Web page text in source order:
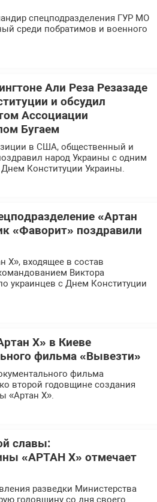
спецподразделения ГУР МО
среди побратимов и военного
Али Реза Резазаде
и обсудил
Ассоциации
Бугаем
в США, общественный и
народ Украины с одним
Конституции Украины.
«Артан
«Фаворит» поздравили
Х», входящее в состав
Виктора
украинцев с Днем Конституции
Х» в Киеве
фильма «Вывезти»
фильма
второй годовщине создания
«Артан Х».
славы:
«АРТАН Х» отмечает
разведки Министерства
годовщину со дня своего